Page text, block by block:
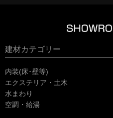
建材カテゴリー
内装(床･壁等)
エクステリア・土木
水まわり
空調・給湯